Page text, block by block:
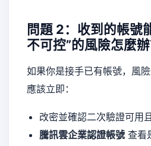
問題 2：收到的帳號
不可控”的風險怎麼辦
如果你是接手已有帳號，風
應該立即：
改密並確認二次驗證可用
騰訊雲企業認證帳號查看